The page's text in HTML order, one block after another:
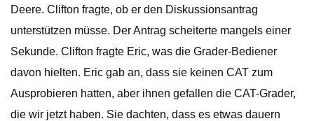
Deere. Clifton fragte, ob er den Diskussionsantrag
unterstützen müsse. Der Antrag scheiterte mangels einer
Sekunde. Clifton fragte Eric, was die Grader-Bediener
davon hielten. Eric gab an, dass sie keinen CAT zum
Ausprobieren hatten, aber ihnen gefallen die CAT-Grader,
die wir jetzt haben. Sie dachten, dass es etwas dauern